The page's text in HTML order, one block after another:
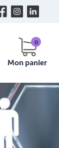
Mon panier
0